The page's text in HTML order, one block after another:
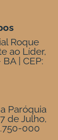
Roque
ao Líder,
| CEP:
Paróquia
de Julho,
000